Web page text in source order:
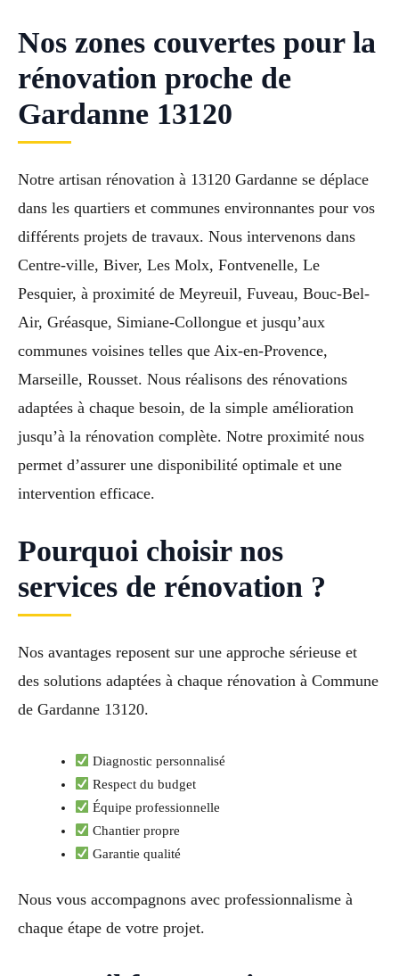
Nos zones couvertes pour la
rénovation proche de
Gardanne 13120
Notre artisan rénovation à 13120 Gardanne se déplace
dans les quartiers et communes environnantes pour vos
différents projets de travaux. Nous intervenons dans
Centre-ville, Biver, Les Molx, Fontvenelle, Le
Pesquier, à proximité de Meyreuil, Fuveau, Bouc-Bel-
Air, Gréasque, Simiane-Collongue et jusqu’aux
communes voisines telles que Aix-en-Provence,
Marseille, Rousset. Nous réalisons des rénovations
adaptées à chaque besoin, de la simple amélioration
jusqu’à la rénovation complète. Notre proximité nous
permet d’assurer une disponibilité optimale et une
intervention efficace.
Pourquoi choisir nos
services de rénovation ?
Nos avantages reposent sur une approche sérieuse et
des solutions adaptées à chaque rénovation à Commune
de Gardanne 13120.
Diagnostic personnalisé
Respect du budget
Équipe professionnelle
Chantier propre
Garantie qualité
Nous vous accompagnons avec professionnalisme à
chaque étape de votre projet.